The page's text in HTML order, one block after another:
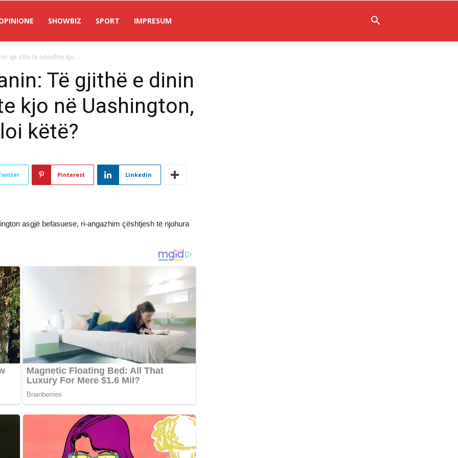
SHOWBIZ SPORT IMPRESUM
që s’do të ndodhte kjo...
Të gjithë e dinin
kjo në Uashington,
këtë?
Pinterest Linkedin
asgjë befasuese, ri-angazhim çështjesh të njohura